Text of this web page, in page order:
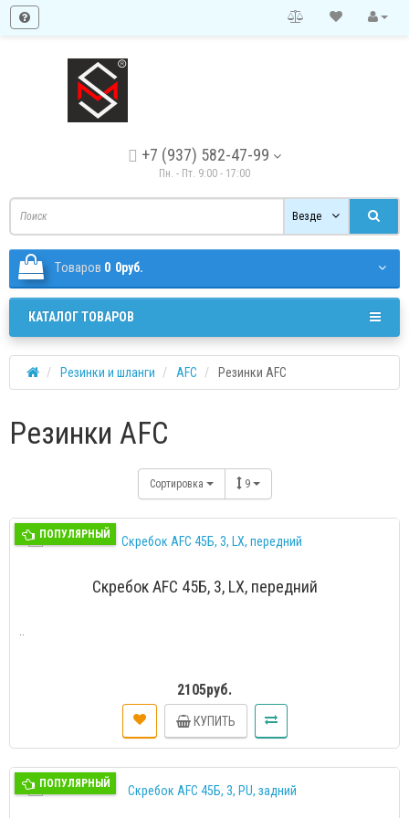
+7 (937) 582-47-99
Пн. - Пт. 9:00 - 17:00
Везде
Tоваров 0 0руб.
КАТАЛОГ ТОВАРОВ
Резинки и шланги AFC Резинки AFC
Резинки AFC
Сортировка 9
ПОПУЛЯРНЫЙ
Скребок AFC 45Б, 3, LX, передний
2105руб.
КУПИТЬ
ПОПУЛЯРНЫЙ